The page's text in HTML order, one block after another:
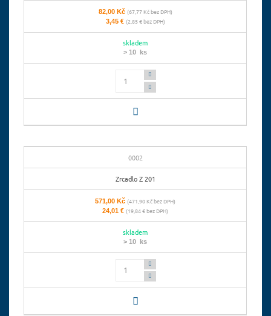
82,00 Kč (67,77 Kč bez DPH)
3,45 € (2,85 € bez DPH)
skladem
> 10 ks
Počet
0002
Zrcadlo Z 201
571,00 Kč(471,90 Kč bez DPH)
24,01 €(19,84 € bez DPH)
skladem
> 10 ks
Počet